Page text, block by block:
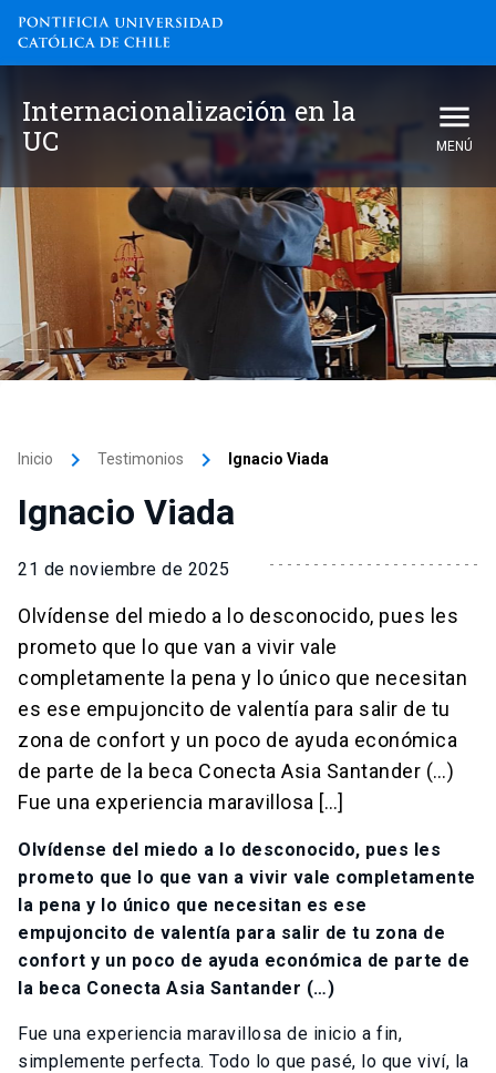
Internacionalización en la
UC
MENÚ
Inicio keyboard_arrow_right Testimonios keyboard_arrow_right Ignacio Viada
Ignacio Viada
21 de noviembre de 2025
Olvídense del miedo a lo desconocido, pues les
prometo que lo que van a vivir vale
completamente la pena y lo único que necesitan
es ese empujoncito de valentía para salir de tu
zona de confort y un poco de ayuda económica
de parte de la beca Conecta Asia Santander (…)
Fue una experiencia maravillosa […]
Olvídense del miedo a lo desconocido, pues les
prometo que lo que van a vivir vale completamente
la pena y lo único que necesitan es ese
empujoncito de valentía para salir de tu zona de
confort y un poco de ayuda económica de parte de
la beca Conecta Asia Santander (…)
Fue una experiencia maravillosa de inicio a fin,
simplemente perfecta. Todo lo que pasé, lo que viví, la